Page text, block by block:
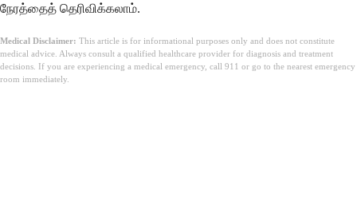
நேரத்தைத் தெரிவிக்கலாம்.
Medical Disclaimer: This article is for informational purposes only and does not constitute
medical advice. Always consult a qualified healthcare provider for diagnosis and treatment
decisions. If you are experiencing a medical emergency, call 911 or go to the nearest emergency
room immediately.